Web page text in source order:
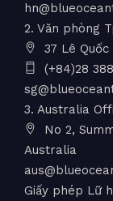
2. Văn phòng
37 Lê Quốc
(+84)28
3. Australia
No 2,
Australia
Giấy phép Lữ